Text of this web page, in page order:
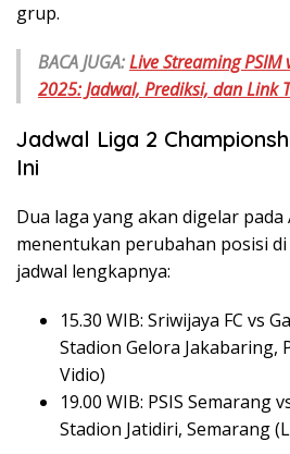
grup.
BACA JUGA:Live Streaming PSIM
2025: Jadwal, Prediksi, dan Link
Jadwal Liga 2
Ini
Dua laga yang akan digelar pada
menentukan perubahan posisi
jadwal lengkapnya:
15.30 WIB: Sriwijaya FC vs
Stadion Gelora Jakabaring,
Vidio)
19.00 WIB: PSIS Semarang
Stadion Jatidiri, Semarang